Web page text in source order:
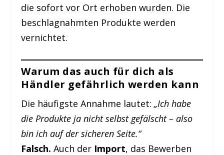
die sofort vor Ort erhoben wurden. Die
beschlagnahmten Produkte werden
vernichtet.
Warum das auch für dich als
Händler gefährlich werden kann
Die häufigste Annahme lautet:„Ich habe
die Produkte ja nicht selbst gefälscht – also
bin ich auf der sicheren Seite.“
Falsch. Auch der Import, das Bewerben